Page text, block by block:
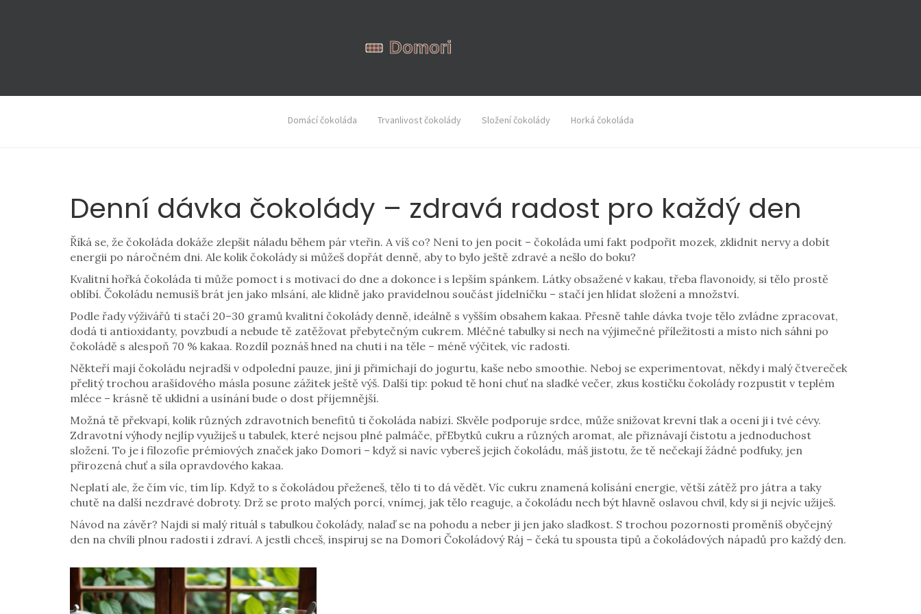
Domácí čokoláda Trvanlivost čokolády Složení čokolády Horká čokoláda
Denní dávka čokolády – zdravá radost pro každý den
Říká se, že čokoláda dokáže zlepšit náladu během pár vteřin. A víš co? Není to jen pocit – čokoláda umí fakt podpořit mozek, zklidnit nervy a dobít
energii po náročném dni. Ale kolik čokolády si můžeš dopřát denně, aby to bylo ještě zdravé a nešlo do boku?
Kvalitní hořká čokoláda ti může pomoct i s motivací do dne a dokonce i s lepším spánkem. Látky obsažené v kakau, třeba flavonoidy, si tělo prostě
oblíbí. Čokoládu nemusíš brát jen jako mlsání, ale klidně jako pravidelnou součást jídelníčku – stačí jen hlídat složení a množství.
Podle řady výživářů ti stačí 20–30 gramů kvalitní čokolády denně, ideálně s vyšším obsahem kakaa. Přesně tahle dávka tvoje tělo zvládne zpracovat,
dodá ti antioxidanty, povzbudí a nebude tě zatěžovat přebytečným cukrem. Mléčné tabulky si nech na výjimečné příležitosti a místo nich sáhni po
čokoládě s alespoň 70 % kakaa. Rozdíl poznáš hned na chuti i na těle – méně výčitek, víc radosti.
Někteří mají čokoládu nejradši v odpolední pauze, jiní ji přimíchají do jogurtu, kaše nebo smoothie. Neboj se experimentovat, někdy i malý čtvereček
přelitý trochou arašídového másla posune zážitek ještě výš. Další tip: pokud tě honí chuť na sladké večer, zkus kostičku čokolády rozpustit v teplém
mléce – krásně tě uklidní a usínání bude o dost příjemnější.
Možná tě překvapí, kolik různých zdravotních benefitů ti čokoláda nabízí. Skvěle podporuje srdce, může snižovat krevní tlak a ocení ji i tvé cévy.
Zdravotní výhody nejlíp využiješ u tabulek, které nejsou plné palmáče, přEbytků cukru a různých aromat, ale přiznávají čistotu a jednoduchost
složení. To je i filozofie prémiových značek jako Domori – když si navíc vybereš jejich čokoládu, máš jistotu, že tě nečekají žádné podfuky, jen
přirozená chuť a síla opravdového kakaa.
Neplatí ale, že čím víc, tím líp. Když to s čokoládou přeženeš, tělo ti to dá vědět. Víc cukru znamená kolísání energie, větší zátěž pro játra a taky
chutě na další nezdravé dobroty. Drž se proto malých porcí, vnímej, jak tělo reaguje, a čokoládu nech být hlavně oslavou chvil, kdy si ji nejvíc užiješ.
Návod na závěr? Najdi si malý rituál s tabulkou čokolády, nalaď se na pohodu a neber ji jen jako sladkost. S trochou pozornosti proměníš obyčejný
den na chvíli plnou radosti i zdraví. A jestli chceš, inspiruj se na Domori Čokoládový Ráj – čeká tu spousta tipů a čokoládových nápadů pro každý den.